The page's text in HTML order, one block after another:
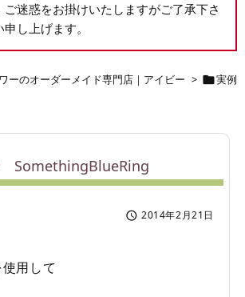

検索
迷惑をお掛けいたしますがご了承下さ
し上げます。
ーのオーダーメイド専門店｜アイビー > 実例
SomethingBlueRing
 2014年2月21日
用して